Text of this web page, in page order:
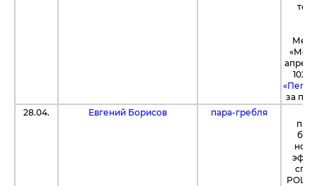
102
за
28.04.
Евгений Борисов пара-гребля